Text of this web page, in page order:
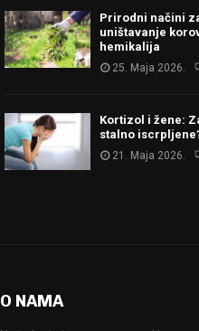
Prirodni načini
uništavanje
hemikalija
25. Maja 2026.
Kortizol i žene:
stalno
21. Maja 2026.
O NAMA